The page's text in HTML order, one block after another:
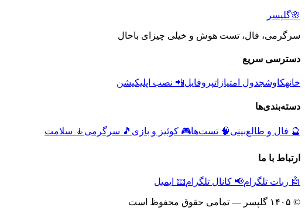
🌸گلپسر
سرگرمی، فال، تست هوش و خیلی چیزای باحال
دسترسی سریع
خانهکاوشجدول امتیازاتپروفایل📲 نصب اپلیکیشن
دسته‌بندی‌ها
🔮 فال و طالع‌بینی🧠 تست‌ها🎮 کوئیز و بازی 🎵 سرگرمی 🧘 سلامت
ارتباط با ما
🤖 ربات تلگرام📢 کانال تلگرام📧 ایمیل
© ۱۴۰۵ گلپسر — تمامی حقوق محفوظ است